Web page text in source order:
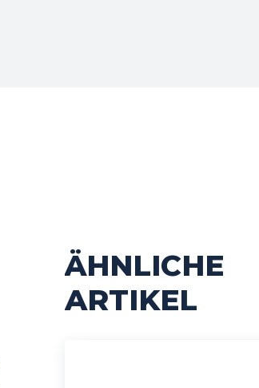
WhatsAppÄHNLICHE
ARTIKEL